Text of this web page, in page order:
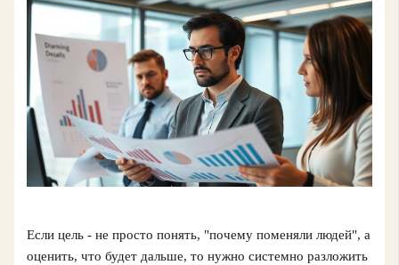
Если цель - не просто понять, "почему поменяли людей", а
оценить, что будет дальше, то нужно системно разложить